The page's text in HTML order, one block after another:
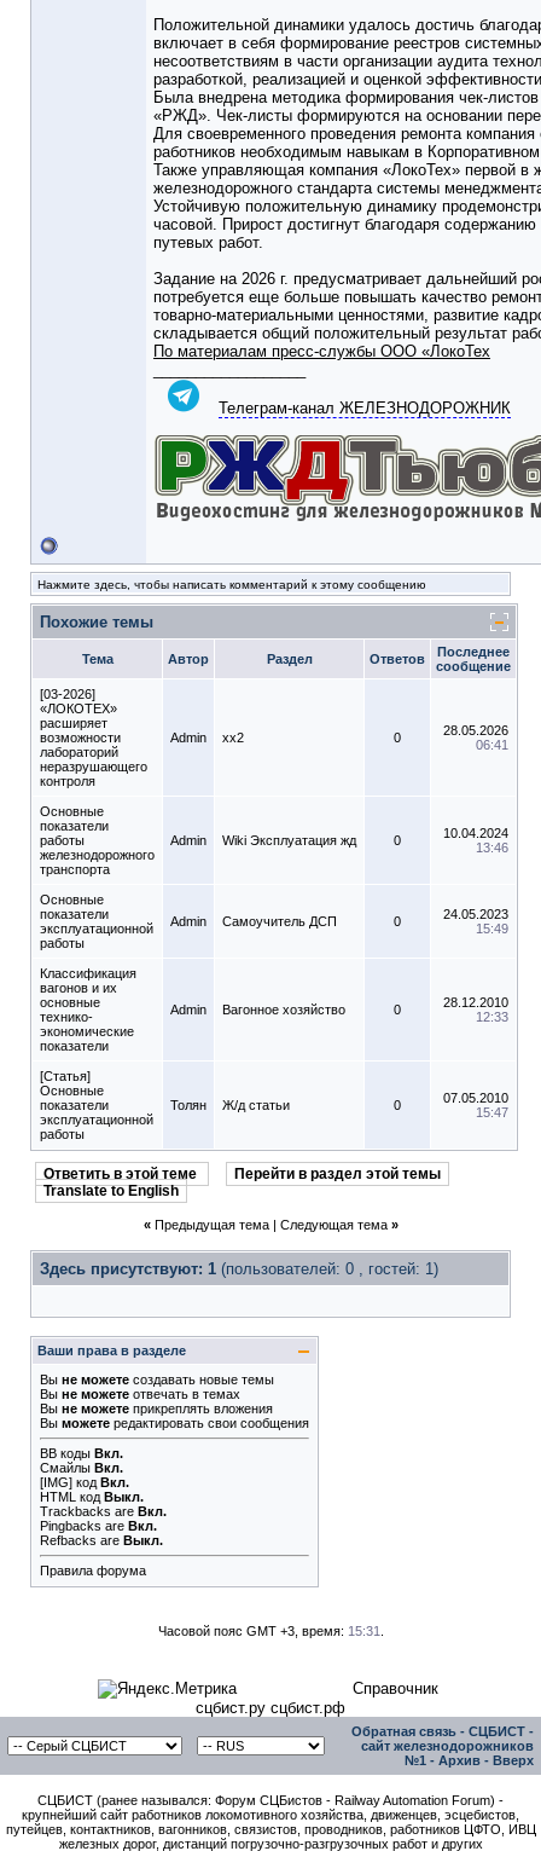
Положительной динамики удалось достичь
включает в себя формирование реестров
несоответствиям в части организации аудита
разработкой, реализацией и оценкой
Была внедрена методика формирования чек-
«РЖД». Чек-листы формируются на основании
Для своевременного проведения ремонта
работников необходимым навыкам в
Также управляющая компания «ЛокоТех» первой в
железнодорожного стандарта системы
Устойчивую положительную динамику
часовой. Прирост достигнут благодаря
путевых работ.
Задание на 2026 г. предусматривает дальнейший
потребуется еще больше повышать качество
товарно-материальными ценностями, развитие
складывается общий положительный результат
По материалам пресс-службы ООО «ЛокоТех
Телеграм-канал ЖЕЛЕЗНОДОРОЖНИК
Нажмите здесь, чтобы написать комментарий к этому сообщению
Похожие темы
Тема Автор Раздел Ответов
Последнее
сообщение
[03-2026]
«ЛОКОТЕХ»
расширяет
возможности
лабораторий
неразрушающего
контроля
Admin xx2 0
28.05.2026
06:41
Основные
показатели
работы
железнодорожного
транспорта
Admin Wiki Эксплуатация жд 0
10.04.2024
13:46
Основные
показатели
эксплуатационной
работы
Admin Самоучитель ДСП 0
24.05.2023
15:49
Классификация
вагонов и их
основные
технико-
экономические
показатели
Admin Вагонное хозяйство 0
28.12.2010
12:33
[Статья]
Основные
показатели
эксплуатационной
работы
Толян Ж/д статьи 0
07.05.2010
15:47
Ответить в этой теме
Перейти в раздел этой темы
Translate to English
« Предыдущая тема| Следующая тема »
Здесь присутствуют: 1 (пользователей: 0 , гостей: 1)
Ваши права в разделе
Вы не можете создавать новые темы
Вы не можете отвечать в темах
Вы не можете прикреплять вложения
Вы можете редактировать свои сообщения
BB коды Вкл.
Смайлы Вкл.
[IMG] код Вкл.
HTML код Выкл.
Trackbacks are Вкл.
Pingbacks are Вкл.
Refbacks are Выкл.
Правила форума
Часовой пояс GMT +3, время: 15:31
Справочник
сцбист.ру сцбист.рф
Обратная связь - СЦБИСТ -
сайт железнодорожников
№1 - Архив - Вверх
СЦБИСТ (ранее назывался: Форум СЦБистов - Railway Automation Forum) -
крупнейший сайт работников локомотивного хозяйства, движенцев, эсцебистов,
путейцев, контактников, вагонников, связистов, проводников, работников ЦФТО, ИВЦ
железных дорог, дистанций погрузочно-разгрузочных работ и других